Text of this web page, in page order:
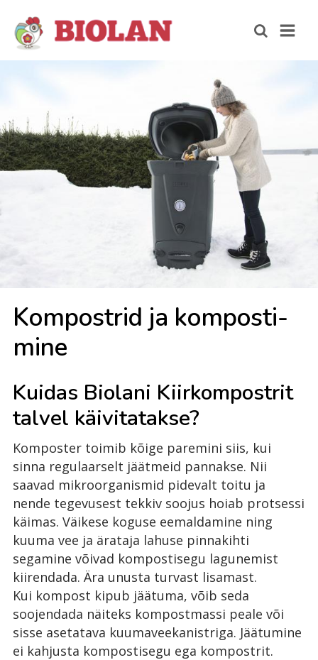
Kom­po­strid ja kom­pos­ti­
mi­ne
Kuidas Biolani Kiirkompostrit
talvel käivitatakse?
Komposter toimib kõige paremini siis, kui
sinna regulaarselt jäätmeid pannakse. Nii
saavad mikroorganismid pidevalt toitu ja
nende tegevusest tekkiv soojus hoiab protsessi
käimas. Väikese koguse eemaldamine ning
kuuma vee ja ärataja lahuse pinnakihti
segamine võivad kompostisegu lagunemist
kiirendada. Ära unusta turvast lisamast.
Kui kompost kipub jäätuma, võib seda
soojendada näiteks kompostmassi peale või
sisse asetatava kuumaveekanistriga. Jäätumine
ei kahjusta kompostisegu ega kompostrit.